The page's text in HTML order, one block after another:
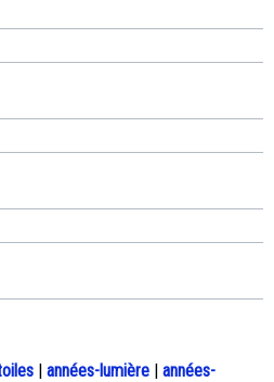
| années-lumière | années-